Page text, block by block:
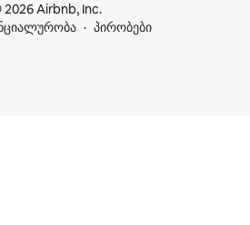
Airbnb, Inc.
პირობები